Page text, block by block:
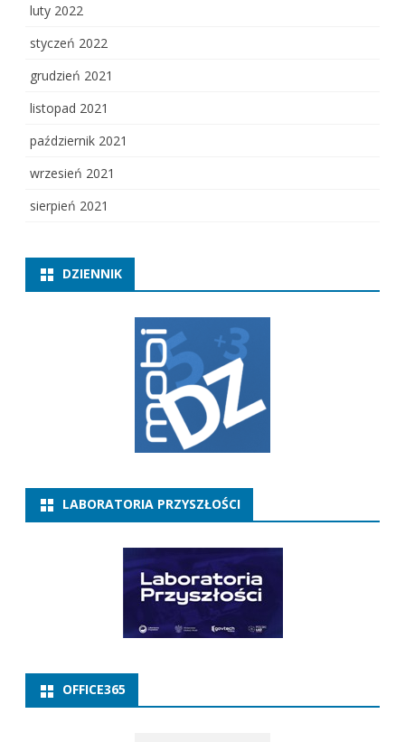
luty 2022
styczeń 2022
grudzień 2021
listopad 2021
październik 2021
wrzesień 2021
sierpień 2021
DZIENNIK
LABORATORIA PRZYSZŁOŚCI
OFFICE365